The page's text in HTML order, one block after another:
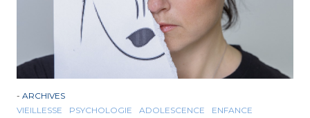
- ARCHIVES
VIEILLESSE
PSYCHOLOGIE ADOLESCENCE
ENFANCE